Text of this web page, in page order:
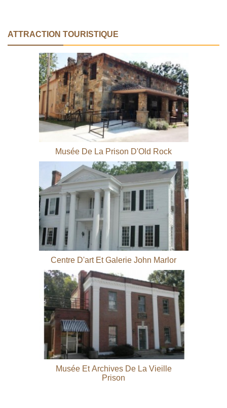
ATTRACTION TOURISTIQUE
Musée De La Prison D'Old Rock
Centre D'art Et Galerie John Marlor
Musée Et Archives De La Vieille
Prison